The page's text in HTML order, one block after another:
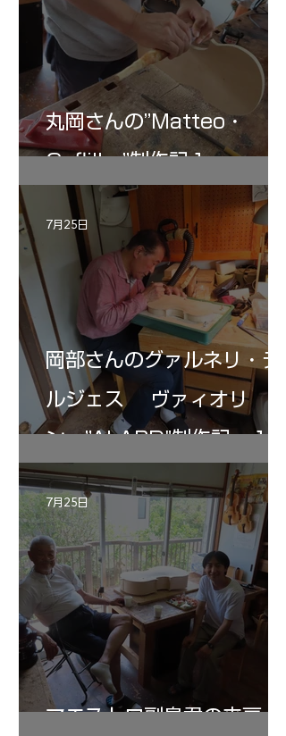
丸岡さんの”Matteo・
Gofliller”制作記１
岡部さんのグァルネリ・デ
ルジェス ヴァィオリ
ン ”ALARD"制作記 １2
7月25日
マエストロ副島君の来房
7月25日